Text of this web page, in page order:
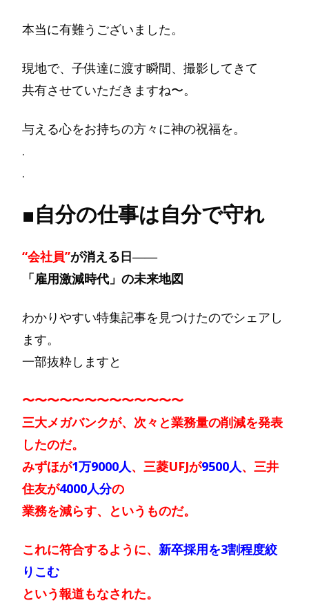
本当に有難うございました。
現地で、子供達に渡す瞬間、撮影してきて
共有させていただきますね〜。
与える心をお持ちの方々に神の祝福を。
.
.
■自分の仕事は自分で守れ
“会社員”が消える日――
「雇用激減時代」の未来地図
わかりやすい特集記事を見つけたのでシェアし
ます。
一部抜粋しますと
〜〜〜〜〜〜〜〜〜〜〜〜〜
三大メガバンクが、次々と業務量の削減を発表
したのだ。
みずほが1万9000人、三菱UFJが9500人、三井
住友が4000人分の
業務を減らす、というものだ。
これに符合するように、 新卒採用を3割程度絞
りこむ
という報道もなされた。